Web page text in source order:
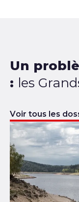
Un
: les
Voir tous les